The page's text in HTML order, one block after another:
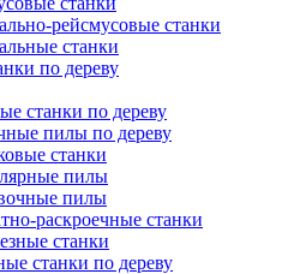
рейсмусовые станки
станки
по дереву
станки по дереву
пилы по дереву
станки
пилы
пилы
раскроечные станки
станки
станки по дереву